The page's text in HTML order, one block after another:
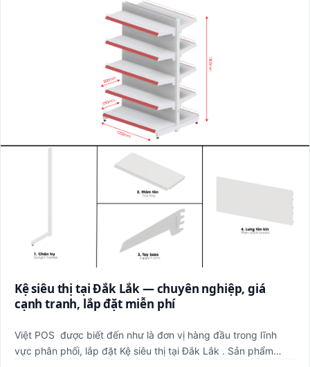
Kệ siêu thị tại Đắk Lắk — chuyên nghiệp, giá
cạnh tranh, lắp đặt miễn phí
Việt POS được biết đến như là đơn vị hàng đầu trong lĩnh
vực phân phối, lắp đặt Kệ siêu thị tại Đắk Lắk . Sản phẩm